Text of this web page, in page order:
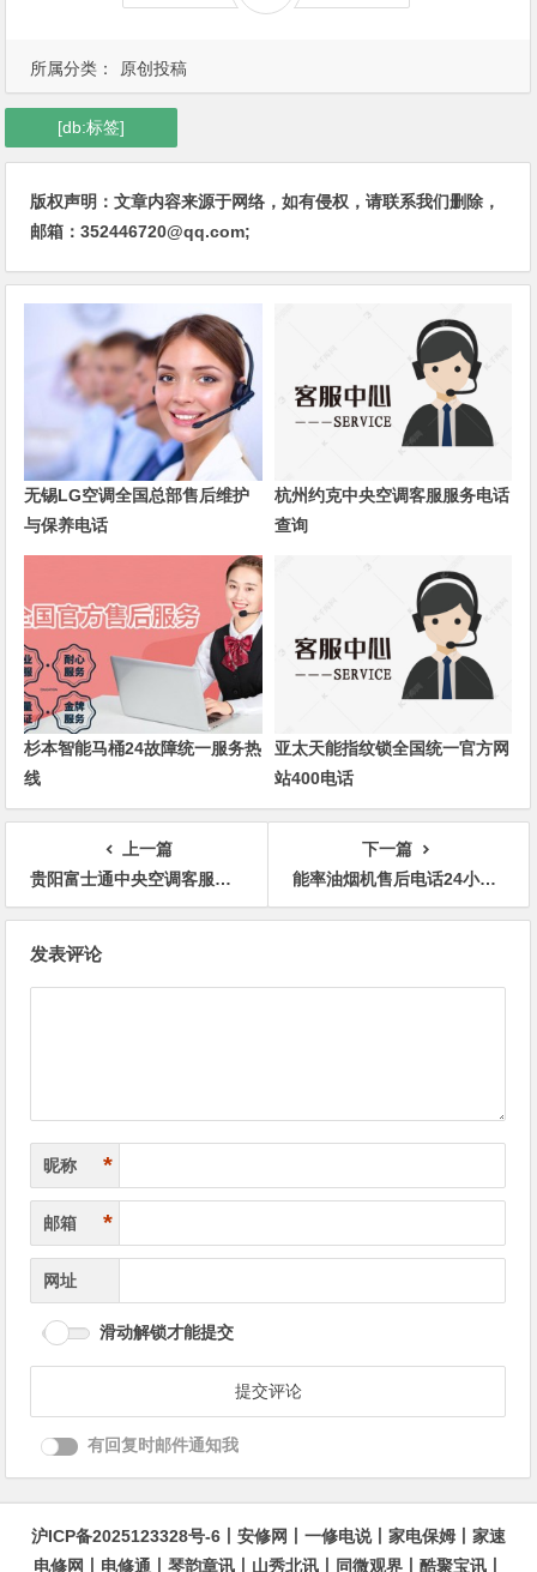
所属分类： 原创投稿
[db:标签]
版权声明：文章内容来源于网络，如有侵权，请联系我们删除，
邮箱：352446720@qq.com;
无锡LG空调全国总部售后维护
与保养电话
杭州约克中央空调客服服务电话
查询
杉本智能马桶24故障统一服务热
线
亚太天能指纹锁全国统一官方网
站400电话
上一篇
贵阳富士通中央空调客服电话24小时人工服务热线电话预约
下一篇
能率油烟机售后电话24小时人工电话全国统一
发表评论
昵称 *
邮箱 *
网址
滑动解锁才能提交
有回复时邮件通知我
沪ICP备2025123328号-6 安修网 一修电说丨 家电保姆
家速
电修网
电修通 琴韵章讯 山秀北讯 同微观界 酷聚宝讯